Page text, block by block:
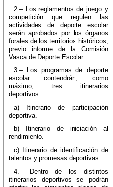
2.– Los reglamentos de juego y
competición que regulen las
actividades de deporte escolar
serán aprobados por los órganos
forales de los territorios históricos,
previo informe de la Comisión
Vasca de Deporte Escolar.
3.– Los programas de deporte
escolar contendrán, como
máximo, tres itinerarios
deportivos:
a) Itinerario de participación
deportiva.
b) Itinerario de iniciación al
rendimiento.
c) Itinerario de identificación de
talentos y promesas deportivas.
4.– Dentro de los distintos
itinerarios deportivos se podrán